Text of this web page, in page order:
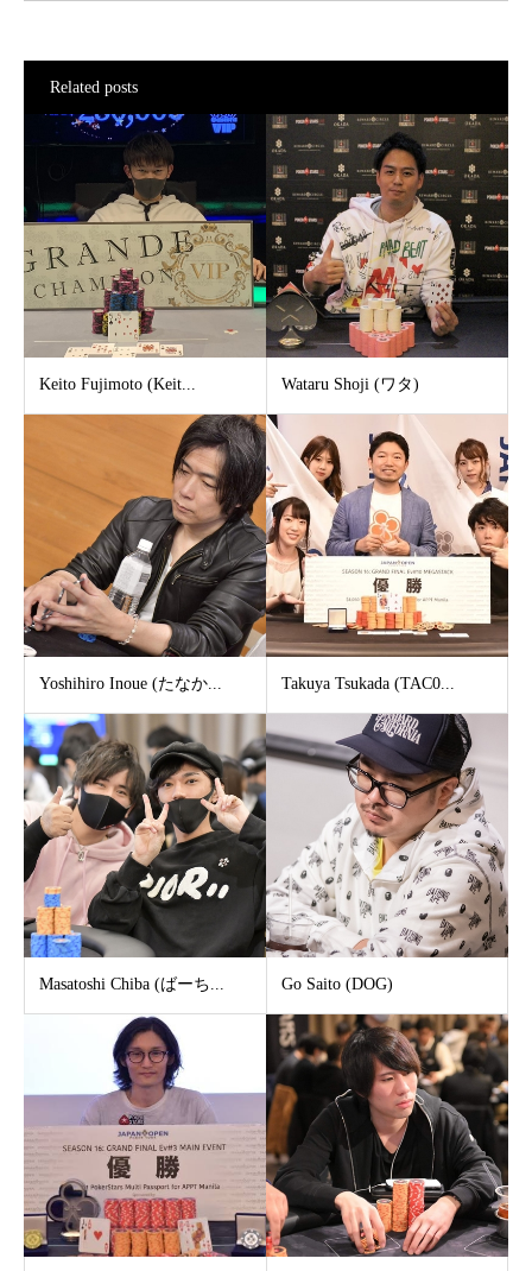
Related posts
Keito Fujimoto (Keit... Wataru Shoji (ワタ)
Yoshihiro Inoue (たなか... Takuya Tsukada (TAC0...
Masatoshi Chiba (ばーち... Go Saito (DOG)